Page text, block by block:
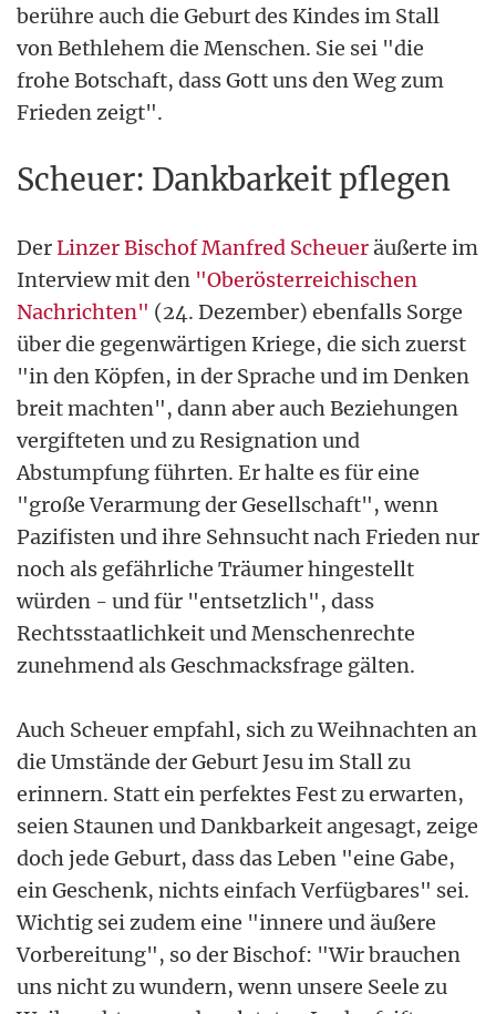
berühre auch die Geburt des Kindes im Stall
von Bethlehem die Menschen. Sie sei "die
frohe Botschaft, dass Gott uns den Weg zum
Frieden zeigt".
Scheuer: Dankbarkeit pflegen
DerLinzer Bischof Manfred Scheueräußerte im
Interview mit den "Oberösterreichischen
Nachrichten" (24. Dezember) ebenfalls Sorge
über die gegenwärtigen Kriege, die sich zuerst
"in den Köpfen, in der Sprache und im Denken
breit machten", dann aber auch Beziehungen
vergifteten und zu Resignation und
Abstumpfung führten. Er halte es für eine
"große Verarmung der Gesellschaft", wenn
Pazifisten und ihre Sehnsucht nach Frieden nur
noch als gefährliche Träumer hingestellt
würden - und für "entsetzlich", dass
Rechtsstaatlichkeit und Menschenrechte
zunehmend als Geschmacksfrage gälten.
Auch Scheuer empfahl, sich zu Weihnachten an
die Umstände der Geburt Jesu im Stall zu
erinnern. Statt ein perfektes Fest zu erwarten,
seien Staunen und Dankbarkeit angesagt, zeige
doch jede Geburt, dass das Leben "eine Gabe,
ein Geschenk, nichts einfach Verfügbares" sei.
Wichtig sei zudem eine "innere und äußere
Vorbereitung", so der Bischof: "Wir brauchen
uns nicht zu wundern, wenn unsere Seele zu